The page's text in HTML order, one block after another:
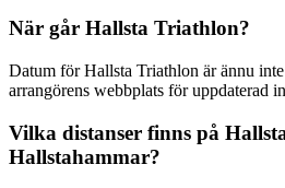
När går Hallsta Triathlon?
Datum för Hallsta Triathlon är ännu
arrangörens webbplats för uppdaterad
Vilka distanser finns på
Hallstahammar?